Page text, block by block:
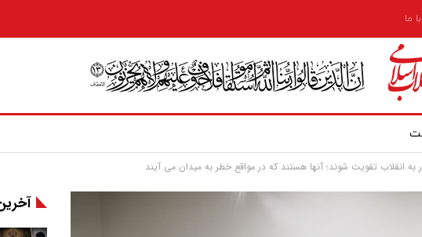
ما
به انقلاب تقویت شوند؛ آنها هستند که در مواقع خطر به میدان می آیند